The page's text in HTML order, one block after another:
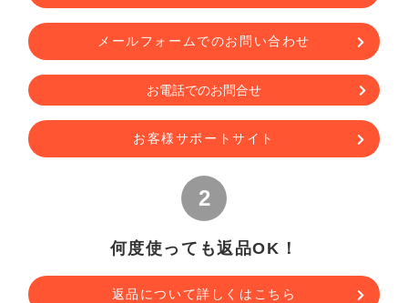
メールフォームでのお問い合わせ
お電話でのお問合せ
お客様サポートサイト
何度使っても返品OK！
返品について詳しくはこちら